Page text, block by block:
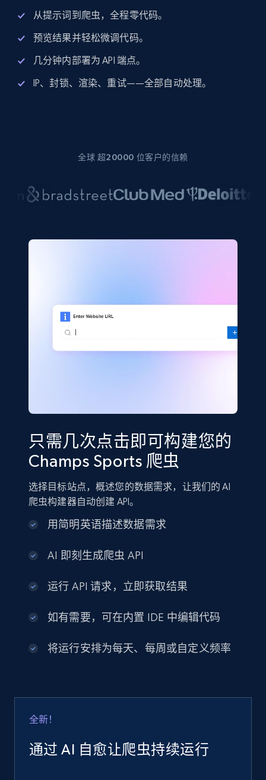
从提示词到爬虫，全程零代码。
预览结果并轻松微调代码。
几分钟内部署为 API 端点。
IP、封锁、渲染、重试——全部自动处理。
全球 超20000 位客户的信赖
只需几次点击即可构建您的
Champs Sports 爬虫
选择目标站点，概述您的数据需求，让我们的 AI
爬虫构建器自动创建 API。
用简明英语描述数据需求
AI 即刻生成爬虫 API
运行 API 请求，立即获取结果
如有需要，可在内置 IDE 中编辑代码
将运行安排为每天、每周或自定义频率
全新！
通过 AI 自愈让爬虫持续运行